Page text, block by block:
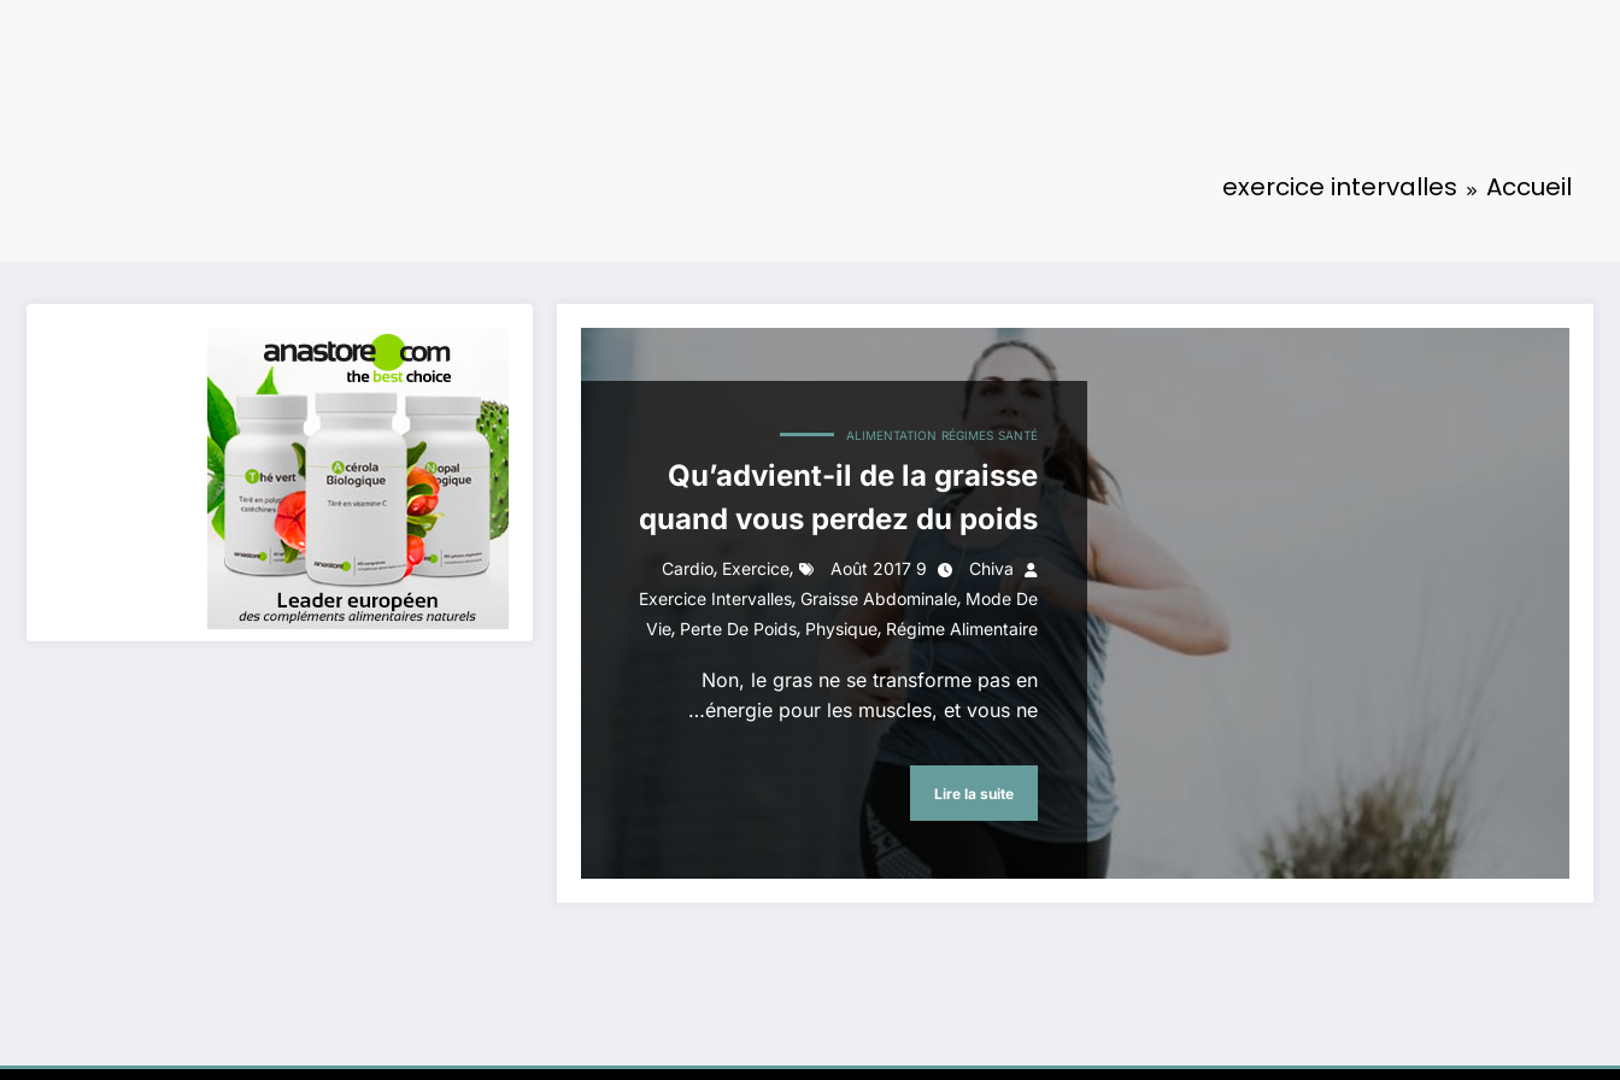
Accueil
exercice intervalles
ALIMENTATION RÉGIMES SANTÉ
Qu’advient-il de la graisse
quand vous perdez du poids
Chiva
9 Août 2017
Cardio, Exercice,
Exercice Intervalles,Graisse Abdominale, Mode De
Vie, Perte De Poids, Physique, Régime Alimentaire
Non, le gras ne se transforme pas en
énergie pour les muscles, et vous ne…
Lire la suite